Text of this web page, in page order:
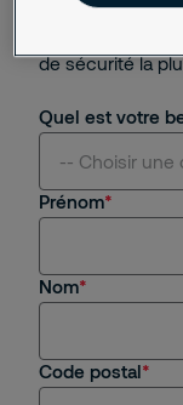
gratuitement
de sécurité la
Quel est votre
-- Choisir une
Je suis
Prénom
Nom
Code postal